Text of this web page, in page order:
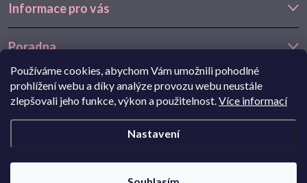
Používáme cookies, abychom Vám umožnili pohodlné
prohlížení webu a díky analýze provozu webu neustále
zlepšovali jeho funkce, výkon a použitelnost.Více informací
Nastavení
Informace pro vás
Poradna
Často hledáte
Navštivte také náš e-shop Goldstore.cz:zlaté náušnice,dětské
náušnice z bílého zlata